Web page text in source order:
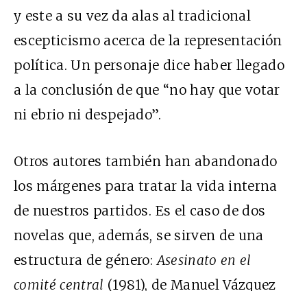
y este a su vez da alas al tradicional
escepticismo acerca de la representación
política. Un personaje dice haber llegado
a la conclusión de que “no hay que votar
ni ebrio ni despejado”.
Otros autores también han abandonado
los márgenes para tratar la vida interna
de nuestros partidos. Es el caso de dos
novelas que, además, se sirven de una
estructura de género:Asesinato en el
comité central (1981), de Manuel Vázquez